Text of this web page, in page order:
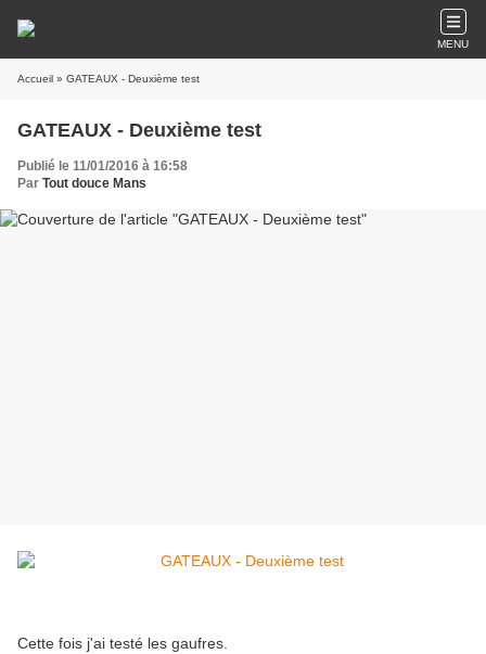
MENU
Accueil » GATEAUX - Deuxième test
GATEAUX - Deuxième test
Publié le 11/01/2016 à 16:58
Par Tout douce Mans
Cette fois j'ai testé les gaufres.